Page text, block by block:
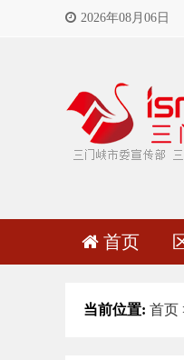
2026年08月06日
首页
当前位置: 首页